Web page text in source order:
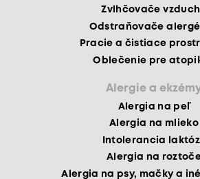
Zvlhčovače
Odstraňovače
Pracie a čistiace
Oblečenie pre
Alergie a
Alergia na peľ
Alergia na mlieko
Intolerancia
Alergia na
Alergia na psy, mačky a